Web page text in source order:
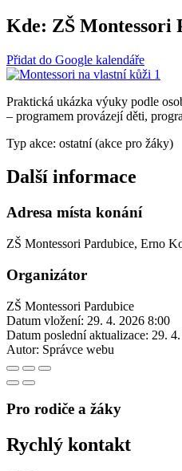
Kde: ZŠ Montessori
Přidat do Google kalendáře
Praktická ukázka výuky podle
– programem provázejí děti,
Typ akce: ostatní (akce pro žáky)
Další informace
Adresa místa konání
ZŠ Montessori Pardubice, Erno
Organizátor
ZŠ Montessori Pardubice
Datum vložení: 29. 4. 2026 8:00
Datum poslední aktualizace: 29.
Autor: Správce webu
Pro rodiče a žáky
Rychlý kontakt